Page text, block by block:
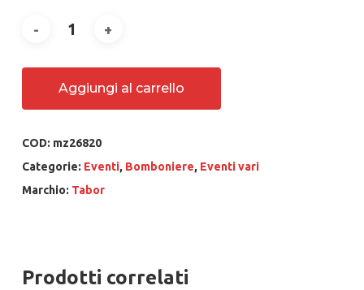
Aggiungi al carrello
COD: mz26820
Categorie: Eventi, Bomboniere, Eventi vari
Marchio: Tabor
Prodotti correlati